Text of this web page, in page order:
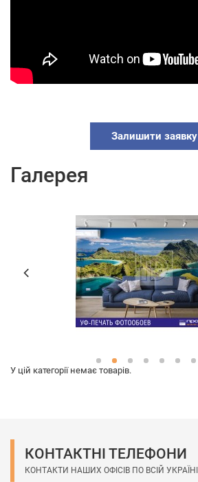
Залишити заявку
Галерея
У цій категорії немає товарів.
КОНТАКТНІ ТЕЛЕФОНИ
КОНТАКТИ НАШИХ ОФІСІВ ПО ВСІЙ УКРАЇНІ